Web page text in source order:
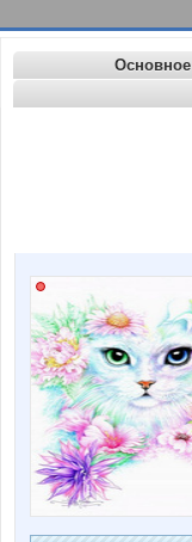
Основное